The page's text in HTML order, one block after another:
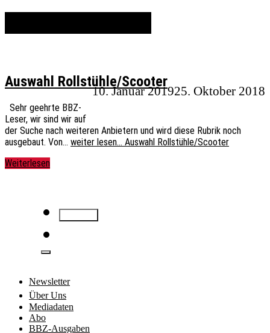
Auswahl Rollstühle/Scooter
25. Oktober 2018
10. Januar 2019
Sehr geehrte BBZ-
Leser, wir sind wir auf
der Suche nach weiteren Anbietern und wird diese Rubrik noch
ausgebaut. Von… weiter lesen… Auswahl Rollstühle/Scooter
Weiterlesen
Newsletter
Über Uns
Mediadaten
Abo
BBZ-Ausgaben